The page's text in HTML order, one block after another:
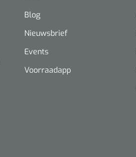
Blog
Nieuwsbrief
Events
Voorraadapp